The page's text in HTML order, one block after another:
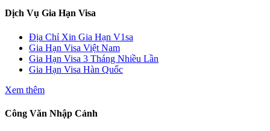
Dịch Vụ Gia Hạn Visa
Địa Chỉ Xin Gia Hạn V1sa
Gia Hạn Visa Việt Nam
Gia Hạn Visa 3 Tháng Nhiều Lần
Gia Hạn Visa Hàn Quốc
Xem thêm
Công Văn Nhập Cảnh